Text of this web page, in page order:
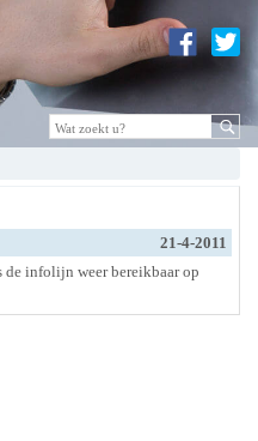
21-4-2011
de infolijn weer bereikbaar op